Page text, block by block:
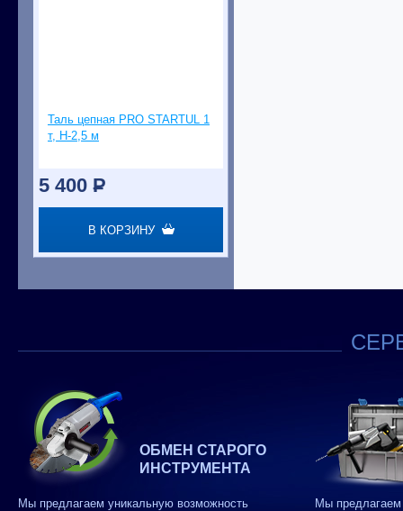
Таль цепная PRO STARTUL 1
т, Н-2,5 м
5 400 P
В КОРЗИНУ
ОБМЕН СТАРОГО
ИНСТРУМЕНТА
Мы предлагаем уникальную возможность Мы